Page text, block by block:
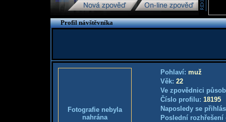
Profil návštěvníka
Fotografie nebyla
nahrána
Pohlaví: muž
Věk: 22
Ve zpovědnici
Číslo profilu: 18195
Naposledy se
Poslední